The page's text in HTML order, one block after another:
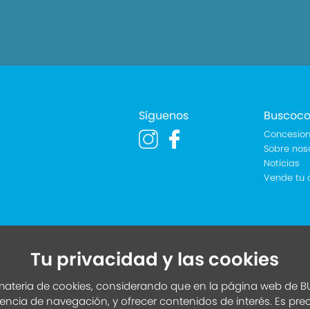
Síguenos
Sobre
Noticias
Vende tu
Tu privacidad y las cookies
de cookies, considerando que en la página web de
de navegación, y ofrecer contenidos de interés. Es